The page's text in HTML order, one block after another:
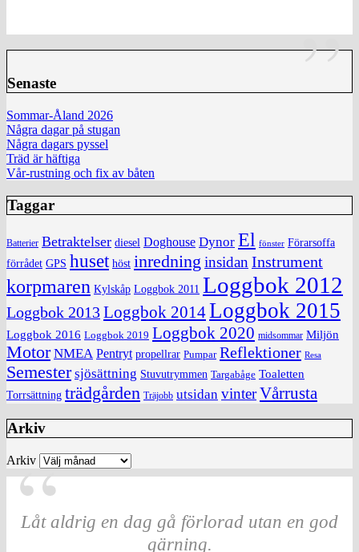
Senaste
Sommar-Åland 2026
Några dagar på stugan
Några dagars pyssel
Träd är häftiga
Vår-rustning och fix av båten
Taggar
Batterier Betraktelser diesel Doghouse Dynor El fönster Förarsoffa
förrådet GPS huset höst inredning insidan Instrument
korpmaren Kylskåp Loggbok 2011 Loggbok 2012
Loggbok 2013Loggbok 2014Loggbok 2015
Loggbok 2016 Loggbok 2019 Loggbok 2020 midsommar Miljön
Motor NMEA Pentryt propellrar Pumpar Reflektioner Resa
Semester sjösättning Stuvutrymmen Targabåge Toaletten
Torrsättning trädgården Träjobb utsidan vinterVårrusta
Arkiv
Arkiv
Låt aldrig en dag gå förlorad utan en god
gärning.